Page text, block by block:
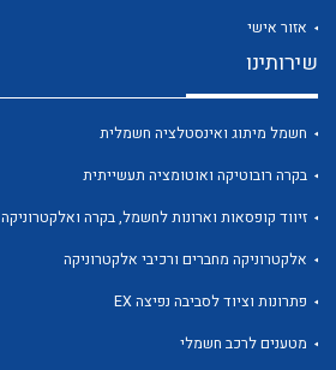
אזור אישי
שירותינו
חשמל מיתוג ואינסטלציה חשמלית
בקרה רובוטיקה ואוטומציה תעשייתית
זיווד קופסאות וארונות לחשמל, בקרה ואלקטרוניקה
אלקטרוניקה מחברים ורכיבי אלקטרוניקה
פתרונות וציוד לסביבה נפיצה EX
מטענים לרכב חשמלי